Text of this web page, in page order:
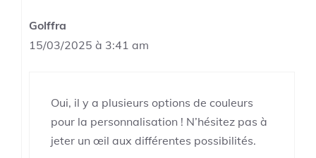
Golffra
15/03/2025 à 3:41 am
Oui, il y a plusieurs options de couleurs
pour la personnalisation ! N’hésitez pas à
jeter un œil aux différentes possibilités.